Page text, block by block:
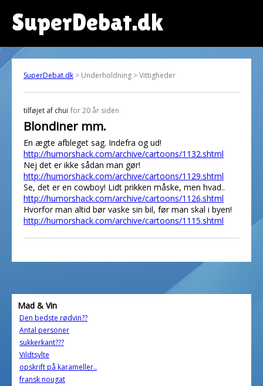
SuperDebat.dk
SuperDebat.dk > Underholdning > Vittigheder
tilføjet af chui for 20 år siden
Blondiner mm.
En ægte afbleget sag. Indefra og ud!
http://humorshack.com/archive/cartoons/1132.shtml
Nej det er ikke sådan man gør!
http://humorshack.com/archive/cartoons/1129.shtml
Se, det er en cowboy! Lidt prikken måske, men hvad..
http://humorshack.com/archive/cartoons/1126.shtml
Hvorfor man altid bør vaske sin bil, før man skal i byen!
http://humorshack.com/archive/cartoons/1115.shtml
Mad & Vin
Den bedste rødvin??
Antal personer
sukkerkant???
Vildtsylte
opskrift på karameller..
fransk nougat